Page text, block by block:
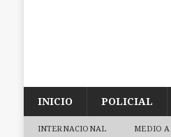
INICIO POLICIAL
INTERNACIONAL MEDIO